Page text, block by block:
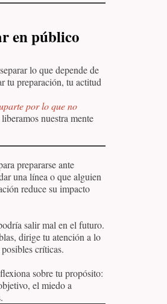
en público
lo que depende de
tu preparación, tu actitud
por lo que no
nuestra mente
prepararse ante
una línea o que alguien
reduce su impacto
salir mal en el futuro.
dirige tu atención a lo
críticas.
sobre tu propósito:
el miedo a